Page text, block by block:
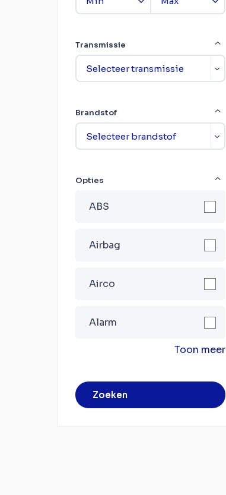
Transmissie
Brandstof
Opties
ABS
Airbag
Airco
Alarm
Toon meer
Zoeken